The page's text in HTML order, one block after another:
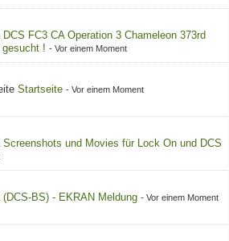
DCS FC3 CA Operation 3 Chameleon 373rd
! - Vor einem Moment
Startseite - Vor einem Moment
Screenshots und Movies für Lock On und DCS
(DCS-BS) - EKRAN Meldung - Vor einem Moment